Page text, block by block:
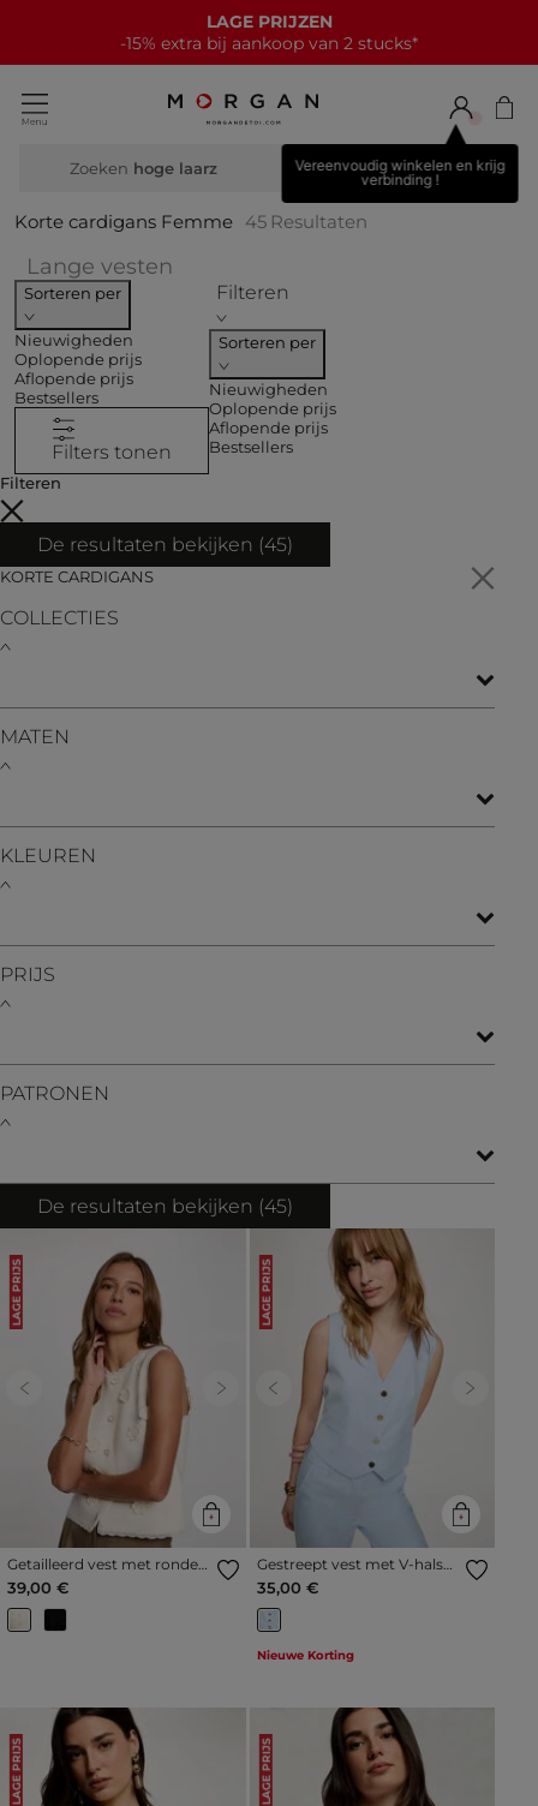
NIEUWE COLLECTIE
15€ korting bij elke aankoop van 70€*
Vereenvoudig winkelen en krijg
verbinding !
Zoeken bre
Korte cardigans Femme 45 Resultaten
Lange vestenVerfijnen op COLLECTIES: Lange
Sorteren per
Nieuwigheden
Oplopende prijs
Aflopende prijs
Bestsellers
Filters tonen
Filteren
Sorteren per
Nieuwigheden
Oplopende prijs
Aflopende prijs
Bestsellers
Filteren
De resultaten bekijken (45)
KORTE CARDIGANS
COLLECTIES
MATEN
KLEUREN
PRIJS
PATRONEN
De resultaten bekijken (45)
LAGE PRIJS
Previous Next
Getailleerd vest met ronde
hals ivoor vrouw
39,00 €
LAGE PRIJS
Previous Next
Gestreept vest met V-hals
hemelsblauw vrouw
35,00 €
Nieuwe Korting
LAGE PRIJS LAGE PRIJS